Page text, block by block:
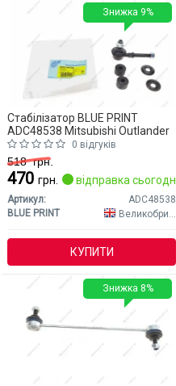
Стабілізатор BLUE PRINT
ADC48538 Mitsubishi Outlander
0 відгуків
518грн.
470 грн. відправка сьогодні
Артикул:
ADC48538
BLUE PRINT
Великобританія
КУПИТИ
Знижка 9%
Знижка 8%